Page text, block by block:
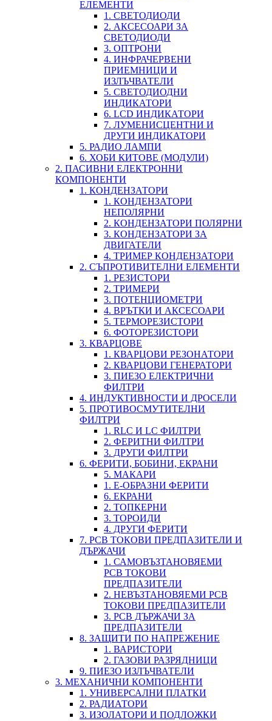
ЕЛЕМЕНТИ
1. СВЕТОДИОДИ
2. АКСЕСОАРИ ЗА
СВЕТОДИОДИ
3. ОПТРОНИ
4. ИНФРАЧЕРВЕНИ
ПРИЕМНИЦИ И
ИЗЛЪЧВАТЕЛИ
5. СВЕТОДИОДНИ
ИНДИКАТОРИ
6. LCD ИНДИКАТОРИ
7. ЛУМЕНИСЦЕНТНИ И
ДРУГИ ИНДИКАТОРИ
5. РАДИО ЛАМПИ
6. ХОБИ КИТОВЕ (МОДУЛИ)
2. ПАСИВНИ ЕЛЕКТРОННИ
КОМПОНЕНТИ
1. КОНДЕНЗАТОРИ
1. КОНДЕНЗАТОРИ
НЕПОЛЯРНИ
2. КОНДЕНЗАТОРИ ПОЛЯРНИ
3. КОНДЕНЗАТОРИ ЗА
ДВИГАТЕЛИ
4. ТРИМЕР КОНДЕНЗАТОРИ
2. СЪПРОТИВИТЕЛНИ ЕЛЕМЕНТИ
1. РЕЗИСТОРИ
2. ТРИМЕРИ
3. ПОТЕНЦИОМЕТРИ
4. ВРЪТКИ И АКСЕСОАРИ
5. ТЕРМОРЕЗИСТОРИ
6. ФОТОРЕЗИСТОРИ
3. КВАРЦОВЕ
1. КВАРЦОВИ РЕЗОНАТОРИ
2. КВАРЦОВИ ГЕНЕРАТОРИ
3. ПИЕЗО ЕЛЕКТРИЧНИ
ФИЛТРИ
4. ИНДУКТИВНОСТИ И ДРОСЕЛИ
5. ПРОТИВОСМУТИТЕЛНИ
ФИЛТРИ
1. RLC И LC ФИЛТРИ
2. ФЕРИТНИ ФИЛТРИ
3. ДРУГИ ФИЛТРИ
6. ФЕРИТИ, БОБИНИ, ЕКРАНИ
5. МАКАРИ
1. Е-ОБРАЗНИ ФЕРИТИ
6. ЕКРАНИ
2. ТОПКЕРНИ
3. ТОРОИДИ
4. ДРУГИ ФЕРИТИ
7. PCB ТОКОВИ ПРЕДПАЗИТЕЛИ И
ДЪРЖАЧИ
1. САМОВЪЗТАНОВЯЕМИ
PCB ТОКОВИ
ПРЕДПАЗИТЕЛИ
2. НЕВЪЗТАНОВЯЕМИ PCB
ТОКОВИ ПРЕДПАЗИТЕЛИ
3. PCB ДЪРЖАЧИ ЗА
ПРЕДПАЗИТЕЛИ
8. ЗАЩИТИ ПО НАПРЕЖЕНИЕ
1. ВАРИСТОРИ
2. ГАЗОВИ РАЗРЯДНИЦИ
9. ПИЕЗО ИЗЛЪЧВАТЕЛИ
3. МЕХАНИЧНИ КОМПОНЕНТИ
1. УНИВЕРСАЛНИ ПЛАТКИ
2. РАДИАТОРИ
3. ИЗОЛАТОРИ И ПОДЛОЖКИ